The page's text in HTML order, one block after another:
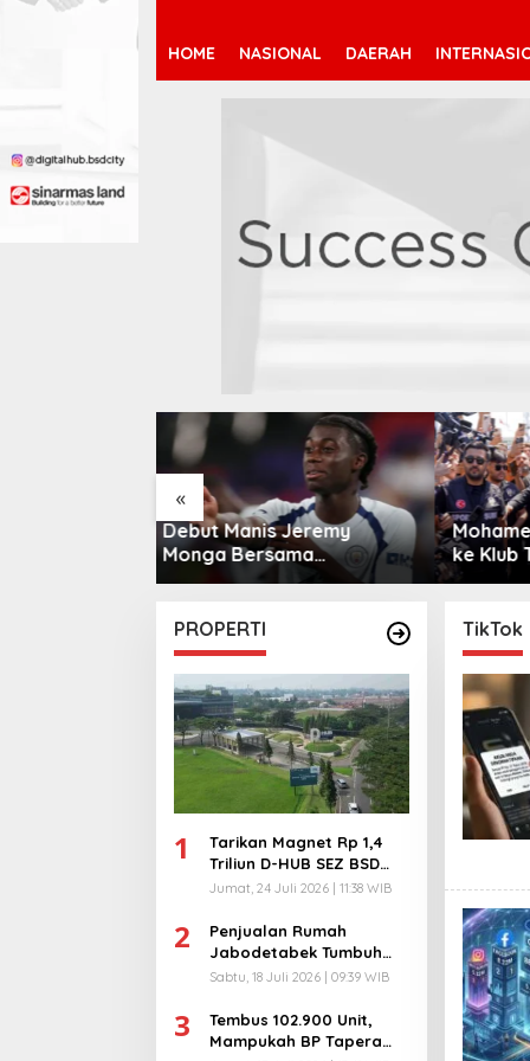
HOME NASIONAL DAERAH
«
Mohamed Salah Berlabuh
ke Klub Turki
PROPERTI
1
Tarikan Magnet Rp 1,4
Triliun D-HUB SEZ BSD
City, Buka 1736
Jumat, 24 Juli 2026 | 11:38 WIB
2
Penjualan Rumah
Jabodetabek Tumbuh
94%! Developer
Ekstra
Sabtu, 18 Juli 2026 | 09:39 WIB
3
Tembus 102.900 Unit,
Mampukah BP Tapera
TikTok